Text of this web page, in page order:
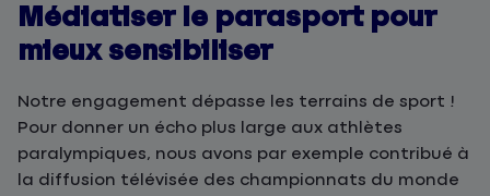
Médiatiser le parasport pour
mieux sensibiliser
Notre engagement dépasse les terrains de sport !
Pour donner un écho plus large aux athlètes
paralympiques, nous avons par exemple contribué à
la diffusion télévisée des championnats du monde